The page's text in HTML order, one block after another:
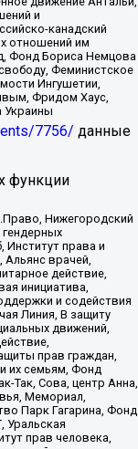
и
канадский
отношений им
Фонд Бориса Немцова
Феминистское
Ингушетии,
Фридом Хаус,
Украины
7756/ данные
функции
Нижегородский
права и
Альянс врачей,
действие,
инициатива,
и содействия
Линия, В защиту
движений,
прав граждан,
их семьям, Фонд
Так, Сова, центр Анна,
Мемориал,
Парк Гагарина, Фонд
Уральская
прав человека,